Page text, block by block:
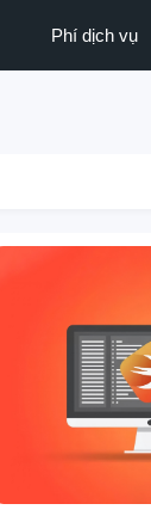
Phí dịch vụ